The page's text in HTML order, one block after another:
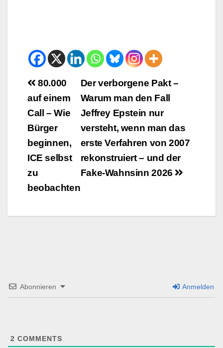
Beitrags-
Navigation
Der verborgene Pakt –
Warum man den Fall
Jeffrey Epstein nur
versteht, wenn man das
erste Verfahren von 2007
rekonstruiert – und der
Fake-Wahnsinn 2026
80.000
auf einem
Call – Wie
Bürger
beginnen,
ICE selbst
zu
beobachten
Abonnieren Anmelden
2 COMMENTS